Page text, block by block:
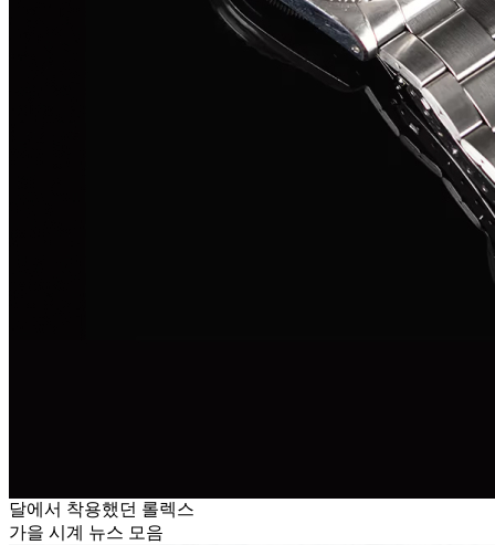
달에서 착용했던 롤렉스
가을 시계 뉴스 모음